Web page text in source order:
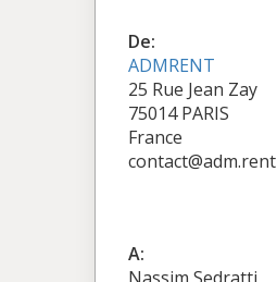
De:
ADMRENT
25 Rue Jean Zay
75014 PARIS
France
contact@adm.rent
A: